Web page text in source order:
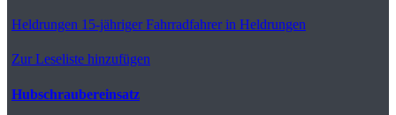
Heldrungen 15-jähriger Fahrradfahrer in Heldrungen
Zur Leseliste hinzufügen
Hubschraubereinsatz